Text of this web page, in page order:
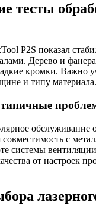
тесты
P2S показал
Дерево и
кромки. Важно
и типу материала.
обслуживание
с
системы вентиляции
от настроек